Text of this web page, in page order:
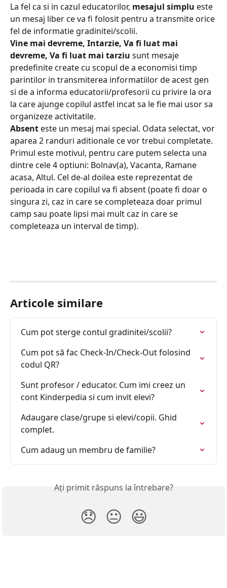
La fel ca si in cazul educatorilor, mesajul simplu este
un mesaj liber ce va fi folosit pentru a transmite orice
fel de informatie gradinitei/scolii.
Vine mai devreme, Intarzie, Va fi luat mai
devreme, Va fi luat mai tarziu sunt mesaje
predefinite create cu scopul de a economisi timp
parintilor in transmiterea informatiilor de acest gen
si de a informa educatorii/profesorii cu privire la ora
la care ajunge copilul astfel incat sa le fie mai usor sa
organizeze activitatile.
Absent este un mesaj mai special. Odata selectat, vor
aparea 2 randuri aditionale ce vor trebui completate.
Primul este motivul, pentru care putem selecta una
dintre cele 4 optiuni: Bolnav(a), Vacanta, Ramane
acasa, Altul. Cel de-al doilea este reprezentat de
perioada in care copilul va fi absent (poate fi doar o
singura zi, caz in care se completeaza doar primul
camp sau poate lipsi mai mult caz in care se
completeaza un interval de timp).
Articole similare
Cum pot sterge contul gradinitei/scolii?
Cum pot să fac Check-In/Check-Out folosind
codul QR?
Sunt profesor / educator. Cum imi creez un
cont Kinderpedia si cum invit elevi?
Adaugare clase/grupe si elevi/copii. Ghid
complet.
Cum adaug un membru de familie?
Ați primit răspuns la întrebare?
😞 😐 😃